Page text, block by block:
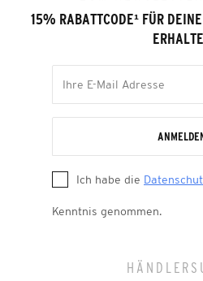
15% RABATTCODE¹ FÜR
Ich habe die
Kenntnis genommen.